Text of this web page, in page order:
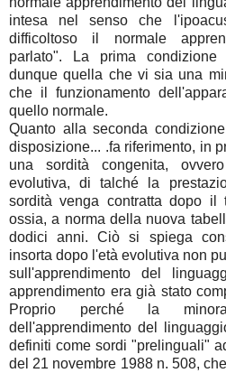
intesa nel senso che
difficoltoso il normale
parlato". La prima
dunque quella che vi sia una
che il funzionamento
quello normale.
Quanto alla seconda
disposizione... .fa riferimento, in
una sordità congenita,
evolutiva, di talché la
sordità venga contratta dopo il
ossia, a norma della nuova
dodici anni. Ciò si spiega
insorta dopo l'età evolutiva non
sull'apprendimento del
apprendimento era già stato
Proprio perché la
dell'apprendimento del
definiti come sordi "prelinguali"
del 21 novembre 1988 n. 508,